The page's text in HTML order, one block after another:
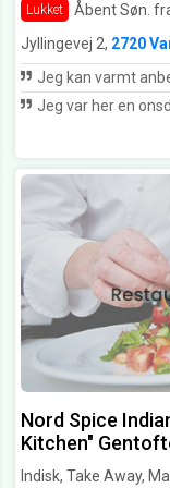
Lukket Åbent Søn.
Jyllingevej 2, 2720
Jeg kan varmt anbefale restaurant Indian Flavours til andre! Jeg fik en lækker vegetarret, og
Jeg var her en onsdag aften og spise buffet. Det var rigtigt lækkert og
Nord Spice
Kitchen"
Indisk, Take Away,